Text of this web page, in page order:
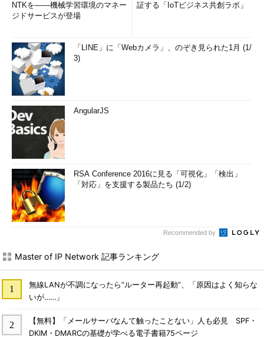
NTKを――機械学習環境のマネー
ジドサービスが登場
証する「IoTビジネス共創ラボ」
「LINE」に「Webカメラ」、のぞき見られた1月 (1/
3)
AngularJS
RSA Conference 2016に見る「可視化」「検出」
「対応」を支援する製品たち (1/2)
Recommended by
Master of IP Network 記事ランキング
無線LANが不調になったら“ルーター再起動”、「原因はよく知らな
いが……」
【無料】「メールサーバなんて触ったことない」人も必見 SPF・
DKIM・DMARCの基礎が学べる電子書籍75ページ